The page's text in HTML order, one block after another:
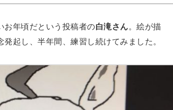
年頃だという投稿者の白滝さん。絵が描
起し、半年間、練習し続けてみました。